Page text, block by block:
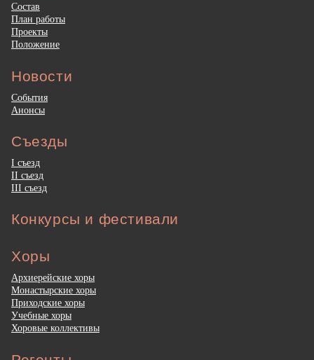
Состав
План работы
Проекты
Положение
Новости
События
Анонсы
Съезды
I съезд
II съезд
III съезд
Конкурсы и фестивали
Хоры
Архиерейские хоры
Монастырские хоры
Приходские хоры
Учебные хоры
Хоровые коллективы